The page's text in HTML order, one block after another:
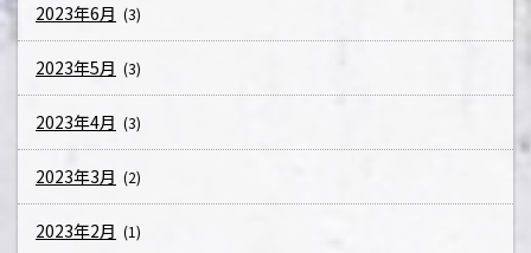
2023年6月 (3)
2023年5月 (3)
2023年4月 (3)
2023年3月 (2)
2023年2月 (1)